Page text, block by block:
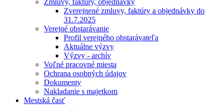
Zmluvy, faktúry, objednávky
Zverejnené zmluvy, faktúry a objednávky do
31.7.2025
Verejné obstarávanie
Profil verejného obstarávateľa
Aktuálne výzvy
Výzvy - archív
Voľné pracovné miesta
Ochrana osobných údajov
Dokumenty
Nakladanie s majetkom
Mestská časť